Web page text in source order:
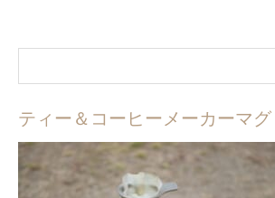
ティー＆コーヒーメーカーマグ